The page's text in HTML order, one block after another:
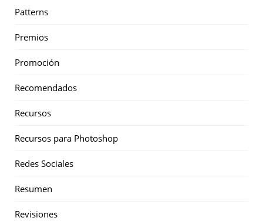
Patterns
Premios
Promoción
Recomendados
Recursos
Recursos para Photoshop
Redes Sociales
Resumen
Revisiones